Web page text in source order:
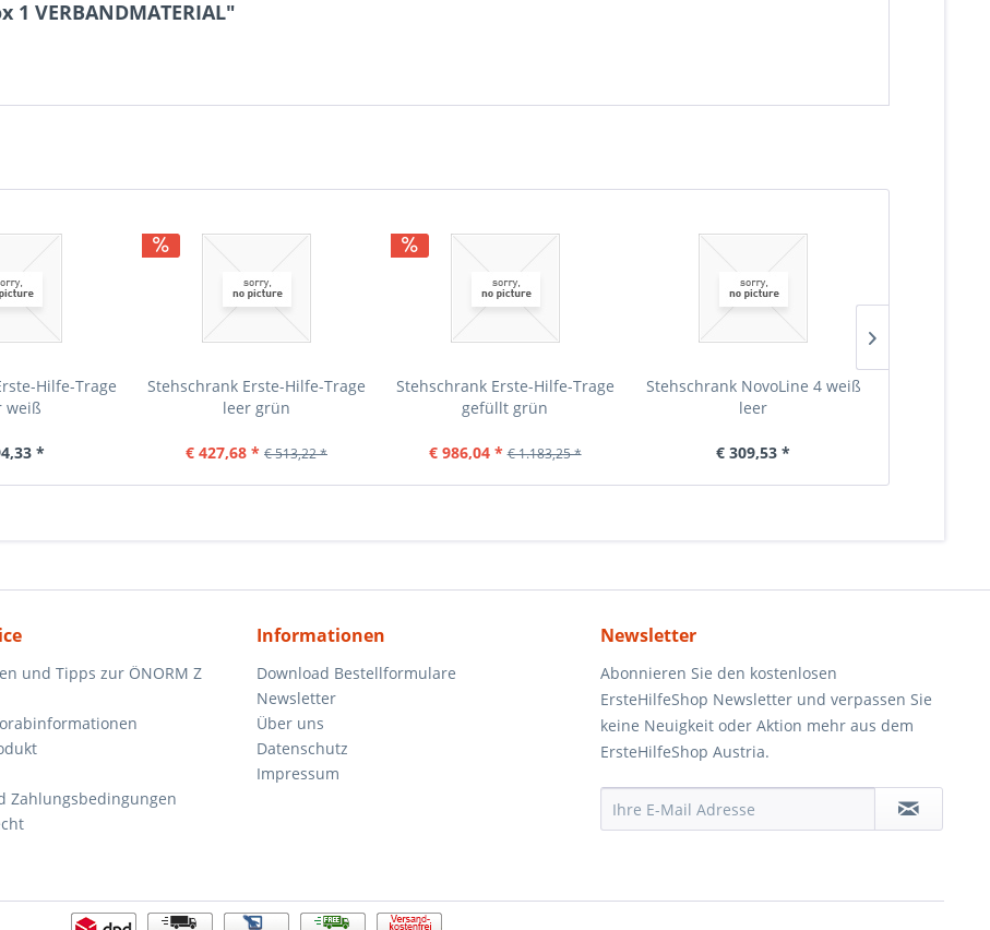
VERBANDMATERIAL"
Hilfe-Trage
weiß
*
Stehschrank Erste-Hilfe-Trage
leer grün
€ 427,68 * € 513,22 *
Stehschrank Erste-Hilfe-Trage
gefüllt grün
€ 986,04 * € 1.183,25 *
Stehschrank NovoLine 4 weiß
leer
€ 309,53 *
und Tipps zur ÖNORM Z
Zahlungsbedingungen
Informationen
Download Bestellformulare
Newsletter
Über uns
Datenschutz
Impressum
Newsletter
Abonnieren Sie den kostenlosen
ErsteHilfeShop Newsletter und verpassen Sie
keine Neuigkeit oder Aktion mehr aus dem
ErsteHilfeShop Austria.